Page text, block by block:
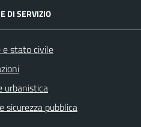
DI SERVIZIO
e stato civile
urbanistica
sicurezza pubblica